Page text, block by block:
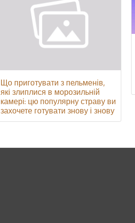
Що приготувати з пельменів,
які злиплися в морозильній
камері: цю популярну страву ви
захочете готувати знову і знову